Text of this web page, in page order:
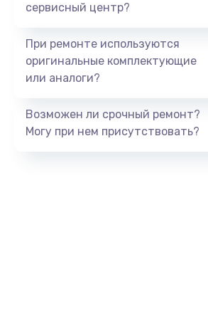
сервисный центр?
При ремонте используются
оригинальные комплектующие
или аналоги?
Возможен ли срочный ремонт?
Могу при нем присутствовать?